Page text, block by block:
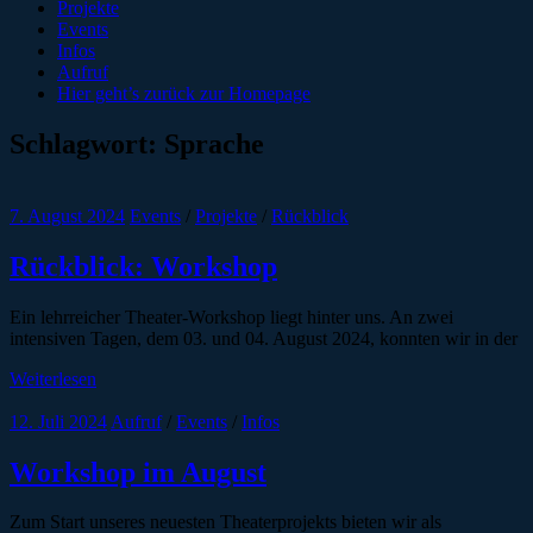
Projekte
Events
Infos
Aufruf
Hier geht’s zurück zur Homepage
Schlagwort: Sprache
7. August 2024 Events / Projekte / Rückblick
Rückblick: Workshop
Ein lehrreicher Theater-Workshop liegt hinter uns. An zwei
intensiven Tagen, dem 03. und 04. August 2024, konnten wir in der
Weiterlesen
12. Juli 2024 Aufruf/ Events / Infos
Workshop im August
Zum Start unseres neuesten Theaterprojekts bieten wir als